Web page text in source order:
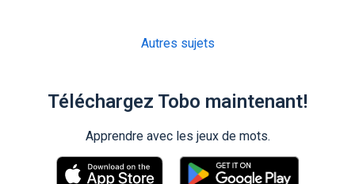
Autres sujets
Téléchargez Tobo maintenant!
Apprendre avec les jeux de mots.